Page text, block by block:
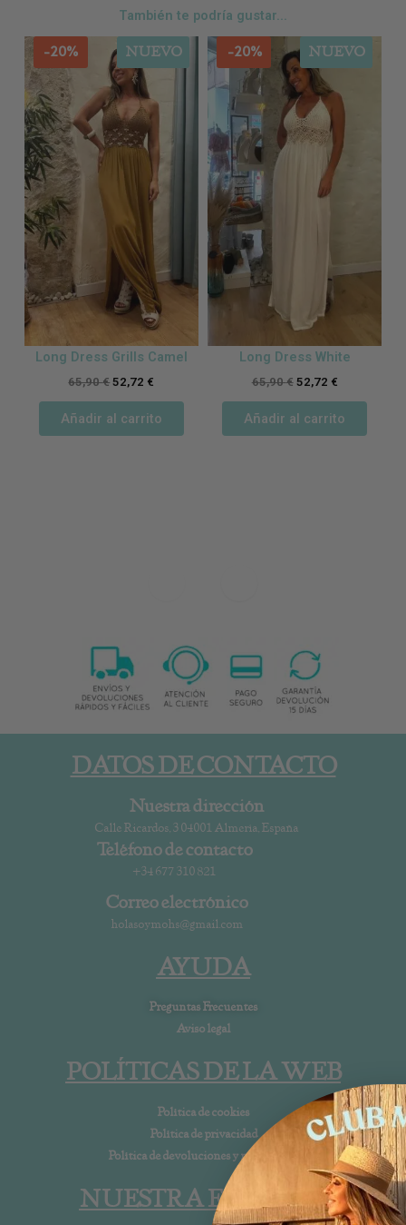
También te podría gustar...
NUEVO
-20%
Long Dress Grills Camel
65,90€ 52,72 €
Añadir al carrito
NUEVO
-20%
Long Dress White
65,90€ 52,72 €
Añadir al carrito
DATOS DE CONTACTO
Nuestra dirección
Calle Ricardos, 3 04001 Almería, España
Teléfono de contacto
+34 677 310 821
Correo electrónico
holasoymohs@gmail.com
AYUDA
Preguntas Frecuentes
Aviso legal
POLÍTICAS DE LA WEB
Política de cookies
Política de privacidad
Política de devoluciones y reembolsos
NUESTRA EMPRESA